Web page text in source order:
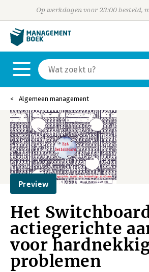
Op werkdagen voor 23:00 besteld,
Algemeen management
Preview
Het
actiegerichte
voor
problemen